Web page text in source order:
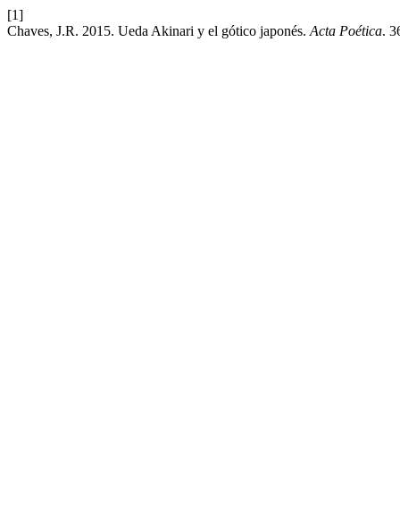
[1]
Chaves, J.R. 2015. Ueda Akinari y el gótico japonés. Acta Poética.